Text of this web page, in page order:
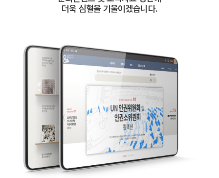
더욱 심혈을 기울이겠습니다.